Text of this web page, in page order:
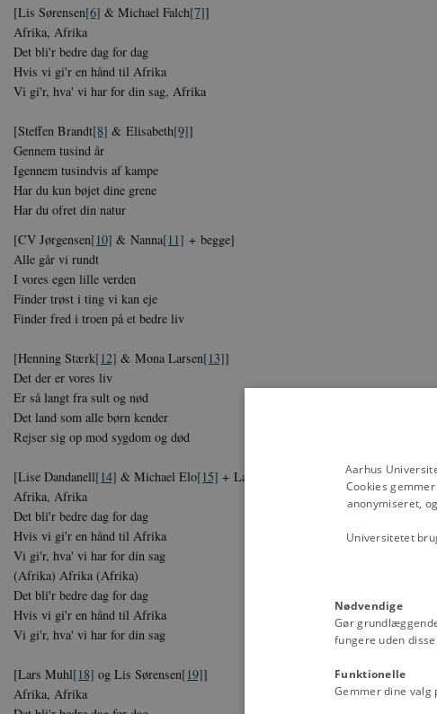
[Lis Sørensen[6] & Michael Falch[7]]
Afrika, Afrika
Det bli'r bedre dag for dag
Hvis vi gi'r en hånd til Afrika
Vi gi'r, hva' vi har for din sag, Afrika
[Steffen Brandt[8] & Elisabeth[9]]
Gennem tusind år
Igennem tusindvis af kampe
Har du kun bøjet dine grene
Har du ofret din natur
[CV Jørgensen[10] & Nanna[11] + begge]
Alle går vi rundt
I vores egen lille verden
Finder trøst i ting vi kan eje
Finder fred i troen på et bedre liv
[Henning Stærk[12] & Mona Larsen[13]]
Det der er vores liv
Er så langt fra sult og nød
Det land som alle børn kender
Rejser sig op mod sygdom og død
[Lise Dandanell[14] & Michael Elo[15] + Lars H.U.G. & Marie Bergman
Afrika, Afrika
Det bli'r bedre dag for dag
Hvis vi gi'r en hånd til Afrika
Vi gi'r, hva' vi har for din sag
(Afrika) Afrika (Afrika)
Det bli'r bedre dag for dag
Hvis vi gi'r en hånd til Afrika
Vi gi'r, hva' vi har for din sag
[Lars Muhl[18] og Lis Sørensen[19]]
Afrika, Afrika
Aarhus
Cookies
anonymiseret,
Universitetet
Nødvendige
Gør
fungere uden
Funktionelle
Gemmer dine valg